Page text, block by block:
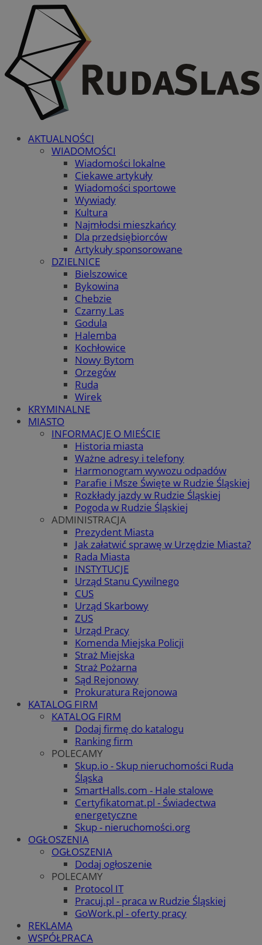
AKTUALNOŚCI
WIADOMOŚCI
Wiadomości lokalne
Ciekawe artykuły
Wiadomości sportowe
Wywiady
Kultura
Najmłodsi mieszkańcy
Dla przedsiębiorców
Artykuły sponsorowane
DZIELNICE
Bielszowice
Bykowina
Chebzie
Czarny Las
Godula
Halemba
Kochłowice
Nowy Bytom
Orzegów
Ruda
Wirek
KRYMINALNE
MIASTO
INFORMACJE O MIEŚCIE
Historia miasta
Ważne adresy i telefony
Harmonogram wywozu odpadów
Parafie i Msze Święte w Rudzie Śląskiej
Rozkłady jazdy w Rudzie Śląskiej
Pogoda w Rudzie Śląskiej
ADMINISTRACJA
Prezydent Miasta
Jak załatwić sprawę w Urzędzie Miasta?
Rada Miasta
INSTYTUCJE
Urząd Stanu Cywilnego
CUS
Urząd Skarbowy
ZUS
Urząd Pracy
Komenda Miejska Policji
Straż Miejska
Straż Pożarna
Sąd Rejonowy
Prokuratura Rejonowa
KATALOG FIRM
KATALOG FIRM
Dodaj firmę do katalogu
Ranking firm
POLECAMY
Skup.io - Skup nieruchomości Ruda
Śląska
SmartHalls.com - Hale stalowe
Certyfikatomat.pl - Świadectwa
energetyczne
Skup - nieruchomości.org
OGŁOSZENIA
OGŁOSZENIA
Dodaj ogłoszenie
POLECAMY
Protocol IT
Pracuj.pl - praca w Rudzie Śląskiej
GoWork.pl - oferty pracy
REKLAMA
WSPÓŁPRACA